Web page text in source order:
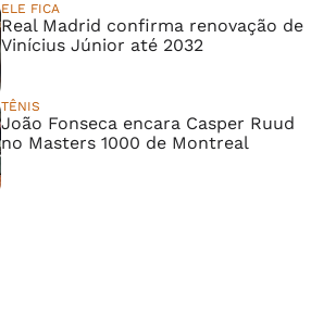
ELE FICA
Real Madrid confirma renovação de
Vinícius Júnior até 2032
TÊNIS
João Fonseca encara Casper Ruud
no Masters 1000 de Montreal